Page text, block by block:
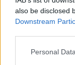
also be disclosed
Downstream
Personal
έργων και
29/06/2024 20:09